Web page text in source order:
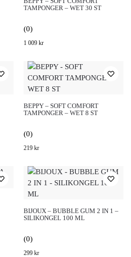
TAMPONGER – WET 30 ST
(0)
1 009 kr
BEPPY – SOFT COMFORT
TAMPONGER – WET 8 ST
(0)
219 kr
BIJOUX – BUBBLE GUM 2 IN 1 –
SILIKONGEL 100 ML
(0)
299 kr